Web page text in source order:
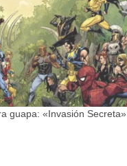
guapa: «Invasión Secreta»